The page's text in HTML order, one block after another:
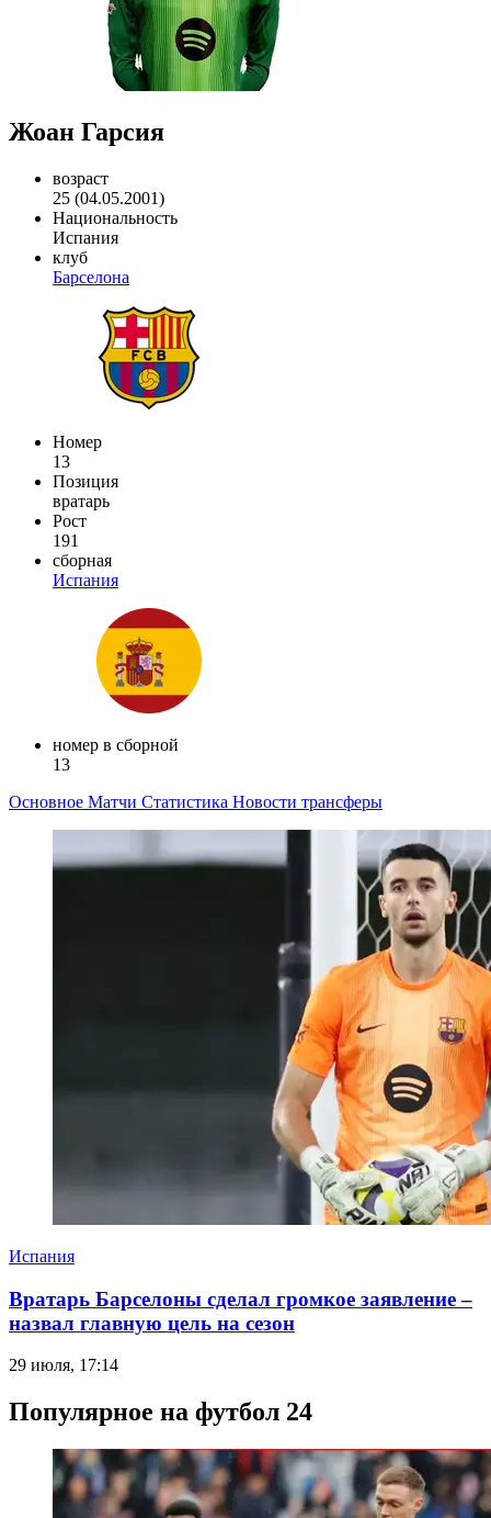
Жоан Гарсия
возраст
25 (04.05.2001)
Национальность
Испания
клуб
Барселона
Номер
13
Позиция
вратарь
Рост
191
сборная
Испания
номер в сборной
13
Основное Матчи Статистика Новости трансферы
Испания
Вратарь Барселоны сделал громкое заявление –
назвал главную цель на сезон
29 июля, 17:14
Популярное на футбол 24